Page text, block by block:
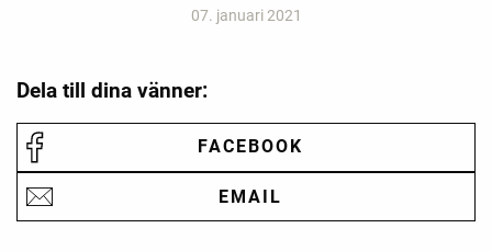
07. januari 2021
Dela till dina vänner:
FACEBOOK
EMAIL